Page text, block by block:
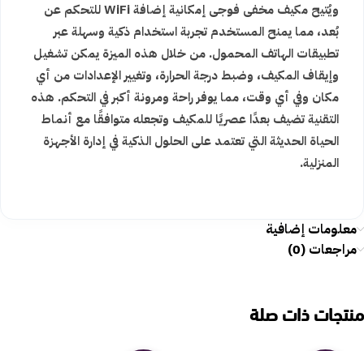
ويُتيح مكيف مخفى فوجى إمكانية إضافة WiFi للتحكم عن
بُعد، مما يمنح المستخدم تجربة استخدام ذكية وسهلة عبر
تطبيقات الهاتف المحمول. من خلال هذه الميزة يمكن تشغيل
وإيقاف المكيف، وضبط درجة الحرارة، وتغيير الإعدادات من أي
مكان وفي أي وقت، مما يوفر راحة ومرونة أكبر في التحكم. هذه
التقنية تضيف بعدًا عصريًا للمكيف وتجعله متوافقًا مع أنماط
الحياة الحديثة التي تعتمد على الحلول الذكية في إدارة الأجهزة
المنزلية.
معلومات إضافية
مراجعات (0)
منتجات ذات صلة